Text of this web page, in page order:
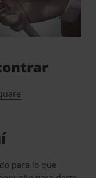
para lo que